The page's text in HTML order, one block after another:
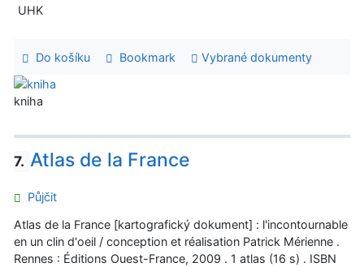
UHK
Do košíku Bookmark Vybrané dokumenty
kniha
7. Atlas de la France
Půjčit
Atlas de la France [kartografický dokument] : l'incontournable
en un clin d'oeil / conception et réalisation Patrick Mérienne .
Rennes : Éditions Ouest-France, 2009 . 1 atlas (16 s) . ISBN